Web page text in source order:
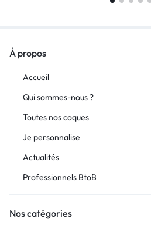
À propos
Accueil
Qui sommes-nous ?
Toutes nos coques
Je personnalise
Actualités
Professionnels BtoB
Nos catégories